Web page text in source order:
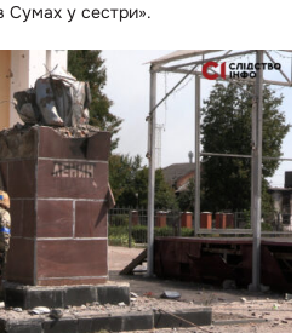
Сумах у сестри».